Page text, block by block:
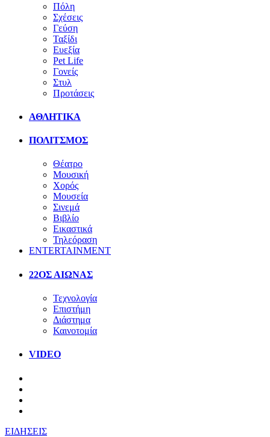
Πόλη
Σχέσεις
Γεύση
Ταξίδι
Ευεξία
Pet Life
Γονείς
Στυλ
Προτάσεις
ΑΘΛΗΤΙΚΑ
ΠΟΛΙΤΣΜΟΣ
Θέατρο
Μουσική
Χορός
Μουσεία
Σινεμά
Βιβλίο
Εικαστικά
Τηλεόραση
ENTERTAINMENT
22ΟΣ ΑΙΩΝΑΣ
Τεχνολογία
Επιστήμη
Διάστημα
Καινοτομία
VIDEO
ΕΙΔΗΣΕΙΣ